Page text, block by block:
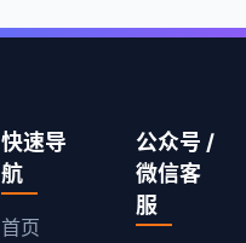
快速导
航
首页
公众号 /
微信客
服